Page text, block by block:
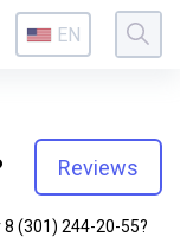
EN
Reviews
(301) 244-20-55?